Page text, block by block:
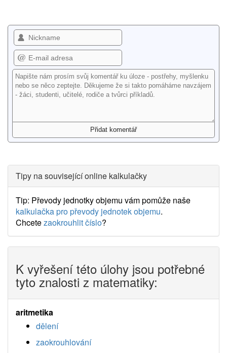
Tipy na související online kalkulačky
Tip: Převody jednotky objemu vám pomůže naše
kalkulačka pro převody jednotek objemu.
Chcetezaokrouhlit číslo?
K vyřešení této úlohy jsou potřebné
tyto znalosti z matematiky:
aritmetika
dělení
zaokrouhlování